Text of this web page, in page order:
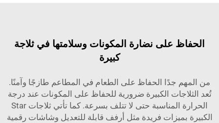
على نضارة المكونات وسلامتها في ثلاجة
جدًا الحفاظ على الطعام في المطاعم طازجًا وآمنًا.
الكبيرة ضرورية للحفاظ على المكونات عند درجة
الحرارة المناسبة حتى لا تتلف بسرعة. كما تأتي ثلاجات Star
فريدة مثل أرفف قابلة للتعديل وشاشات رقمية